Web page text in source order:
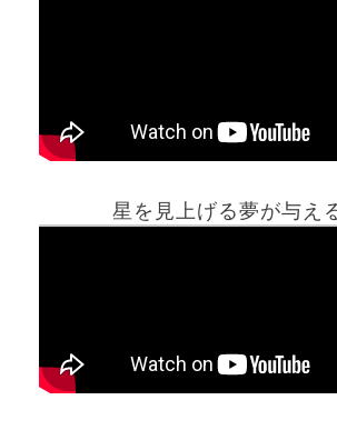
星を見上げる夢が与え
最新